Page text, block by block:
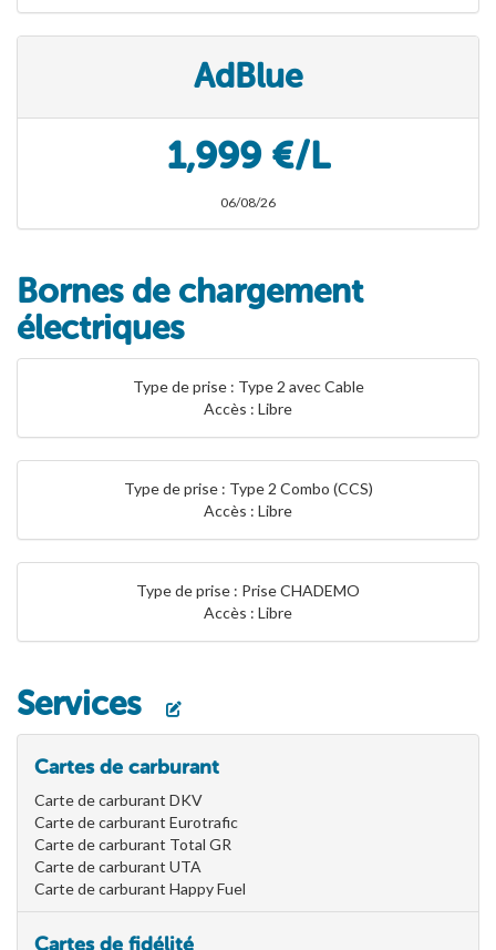
AdBlue
1,999 €/L
06/08/26
Bornes de chargement
électriques
Type de prise : Type 2 avec Cable
Accès : Libre
Type de prise : Type 2 Combo (CCS)
Accès : Libre
Type de prise : Prise CHADEMO
Accès : Libre
Services
Cartes de carburant
Carte de carburant DKV
Carte de carburant Eurotrafic
Carte de carburant Total GR
Carte de carburant UTA
Carte de carburant Happy Fuel
Cartes de fidélité